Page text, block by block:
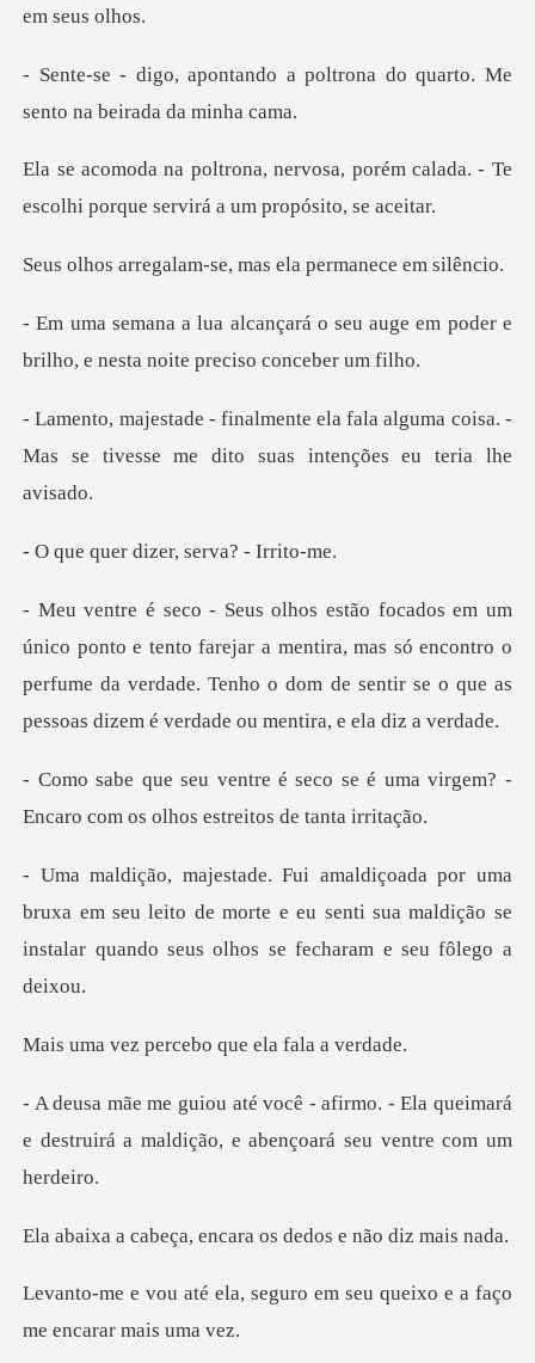
o a poltrona do quarto. Me
s
, porém calada. - Te
escolhi porque
am-se, mas ela per
seu auge em poder e
brilho, e nest
ala alguma coisa. -
Mas se tivesse me d
dizer, serva?
farejar a mentira, mas só encontro o
perfume da verdade. Tenho o dom de s
se é uma virgem? -
Encaro com os o
a em seu leito de morte e eu senti sua maldição se
inst
ercebo que ela
. - Ela queimará
e destruirá a maldição,
, encara os dedos e
seguro em seu queixo e a fa